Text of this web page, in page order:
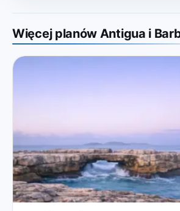
Więcej planów Antigua i